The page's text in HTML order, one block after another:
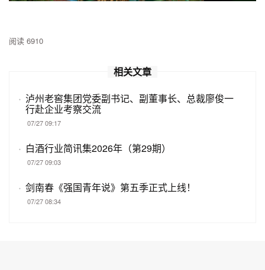
阅读 6910
相关文章
· 泸州老窖集团党委副书记、副董事长、总裁廖俊一
行赴企业考察交流
07/27 09:17
· 白酒行业简讯集2026年（第29期）
07/27 09:03
· 剑南春《强国青年说》第五季正式上线！
07/27 08:34